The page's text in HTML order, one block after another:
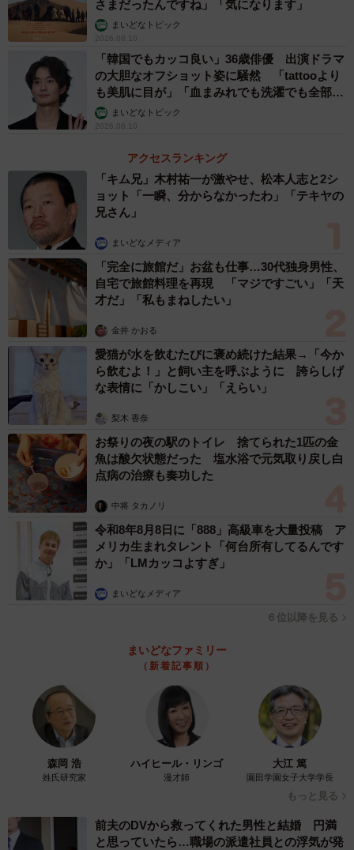
さまだったんですね」「気になります」
まいどなトピック
2026.08.10
「韓国でもカッコ良い」36歳俳優 出演ドラマ
の大胆なオフショット姿に騒然 「tattooより
も美肌に目が」「血まみれでも洗濯でも全部か
っこいい」
まいどなトピック
2026.08.10
アクセスランキング
「キム兄」木村祐一が激やせ、松本人志と2シ
ョット「一瞬、分からなかったわ」「テキヤの
兄さん」
まいどなメディア
「完全に旅館だ」お盆も仕事…30代独身男性、
自宅で旅館料理を再現 「マジですごい」「天
才だ」「私もまねしたい」
金井 かおる
愛猫が水を飲むたびに褒め続けた結果→「今か
ら飲むよ！」と飼い主を呼ぶように 誇らしげ
な表情に「かしこい」「えらい」
梨木 香奈
お祭りの夜の駅のトイレ 捨てられた1匹の金
魚は酸欠状態だった 塩水浴で元気取り戻し白
点病の治療も奏功した
中将 タカノリ
令和8年8月8日に「888」高級車を大量投稿 ア
メリカ生まれタレント「何台所有してるんです
か」「LMカッコよすぎ」
まいどなメディア
６位以降を見る
まいどなファミリー
（新着記事順）
森岡 浩
姓氏研究家
ハイヒール・リンゴ
漫才師
大江 篤
園田学園女子大学学長
もっと見る
前夫のDVから救ってくれた男性と結婚 円満
と思っていたら…職場の派遣社員との浮気が発